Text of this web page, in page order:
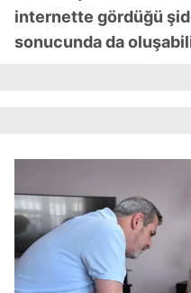
internette gördüğü
sonucunda da